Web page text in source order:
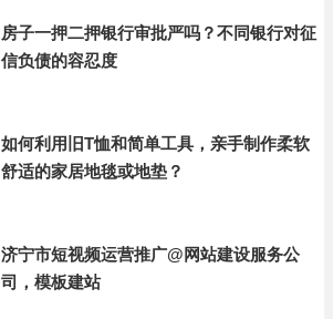
房子一押二押银行审批严吗？不同银行对征
信负债的容忍度
如何利用旧T恤和简单工具，亲手制作柔软
舒适的家居地毯或地垫？
济宁市短视频运营推广@网站建设服务公
司，模板建站